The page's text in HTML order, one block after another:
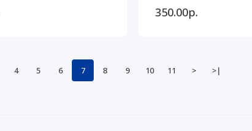
350.00р.
4 5 6 7 8 9 10 11 > >|